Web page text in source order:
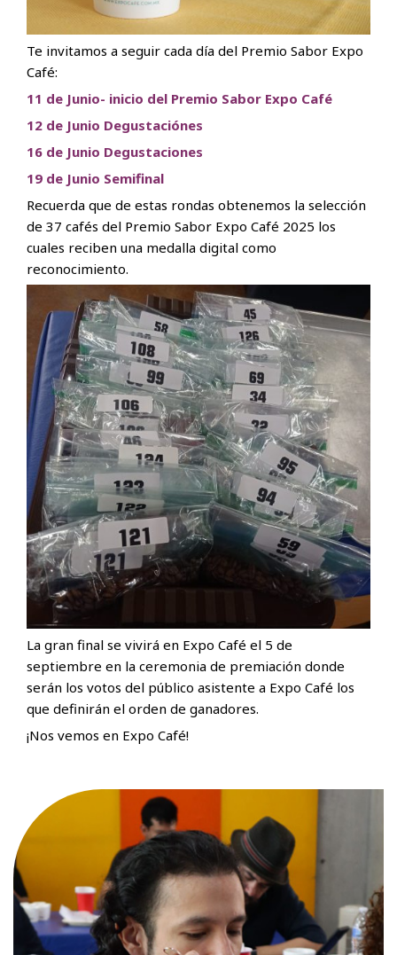
Te invitamos a seguir cada día del Premio Sabor Expo
Café:
11 de Junio- inicio del Premio Sabor Expo Café
12 de Junio Degustaciónes
16 de Junio Degustaciones
19 de Junio Semifinal
Recuerda que de estas rondas obtenemos la selección
de 37 cafés del Premio Sabor Expo Café 2025 los
cuales reciben una medalla digital como
reconocimiento.
La gran final se vivirá en Expo Café el 5 de
septiembre en la ceremonia de premiación donde
serán los votos del público asistente a Expo Café los
que definirán el orden de ganadores.
¡Nos vemos en Expo Café!